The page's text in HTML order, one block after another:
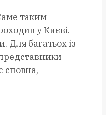
таким
у Києві.
Для багатьох із
сповна,